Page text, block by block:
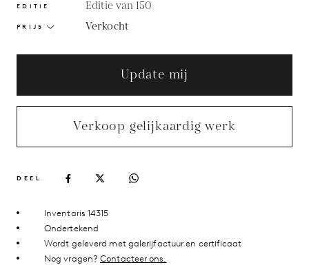
EDITIE Editie van 150
PRIJS Verkocht
Update mij
Verkoop gelijkaardig werk
DEEL
Inventaris 14315
Ondertekend
Wordt geleverd met galerijfactuur en certificaat
Nog vragen?Contacteer ons.